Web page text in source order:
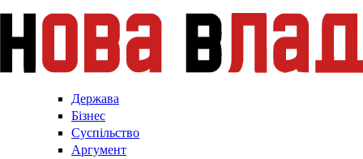
Держава
Бізнес
Суспільство
Аргумент